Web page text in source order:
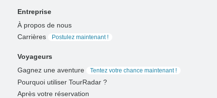
Entreprise
À propos de nous
Carrières
Postulez maintenant !
Voyageurs
Gagnez une aventure
Tentez votre chance maintenant !
Pourquoi utiliser TourRadar ?
Après votre réservation